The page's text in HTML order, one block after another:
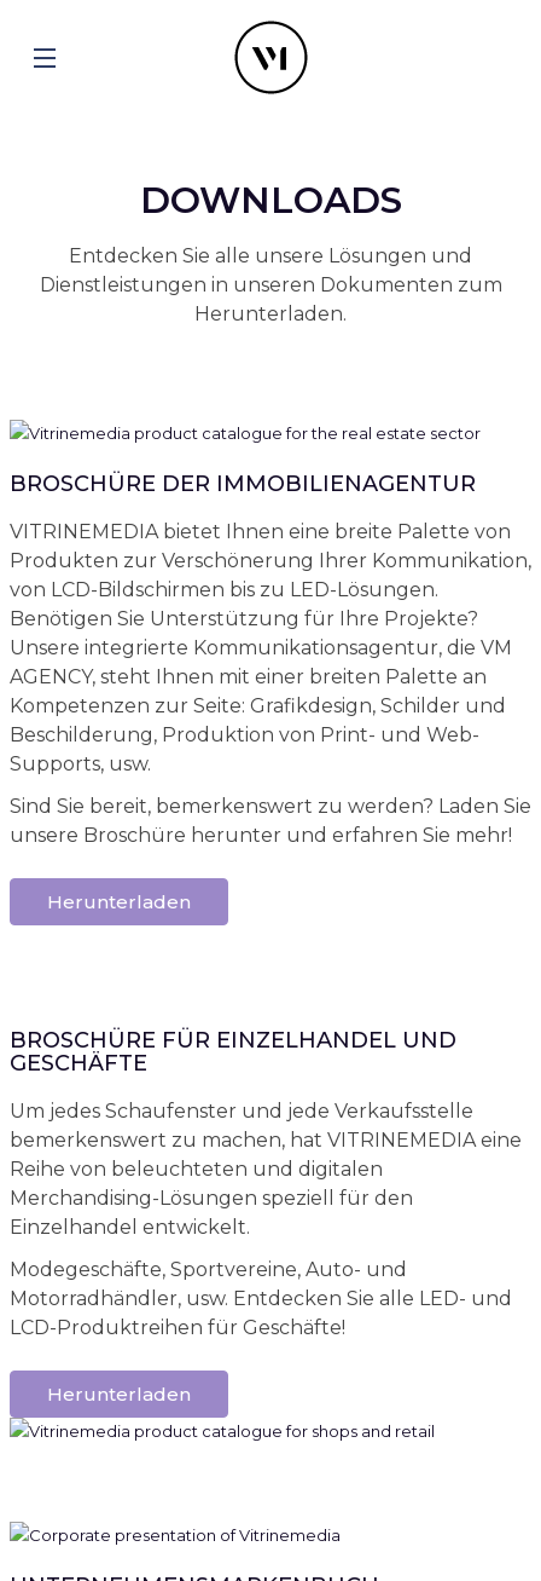
DOWNLOADS
Entdecken Sie alle unsere Lösungen und
Dienstleistungen in unseren Dokumenten zum
Herunterladen.
BROSCHÜRE DER IMMOBILIENAGENTUR
VITRINEMEDIA bietet Ihnen eine breite Palette von
Produkten zur Verschönerung Ihrer Kommunikation,
von LCD-Bildschirmen bis zu LED-Lösungen.
Benötigen Sie Unterstützung für Ihre Projekte?
Unsere integrierte Kommunikationsagentur, die VM
AGENCY, steht Ihnen mit einer breiten Palette an
Kompetenzen zur Seite: Grafikdesign, Schilder und
Beschilderung, Produktion von Print- und Web-
Supports, usw.
Sind Sie bereit, bemerkenswert zu werden? Laden Sie
unsere Broschüre herunter und erfahren Sie mehr!
Herunterladen
BROSCHÜRE FÜR EINZELHANDEL UND
GESCHÄFTE
Um jedes Schaufenster und jede Verkaufsstelle
bemerkenswert zu machen, hat VITRINEMEDIA eine
Reihe von beleuchteten und digitalen
Merchandising-Lösungen speziell für den
Einzelhandel entwickelt.
Modegeschäfte, Sportvereine, Auto- und
Motorradhändler, usw. Entdecken Sie alle LED- und
LCD-Produktreihen für Geschäfte!
Herunterladen